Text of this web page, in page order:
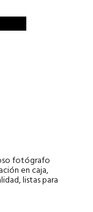
fotógrafo
en caja,
listas para